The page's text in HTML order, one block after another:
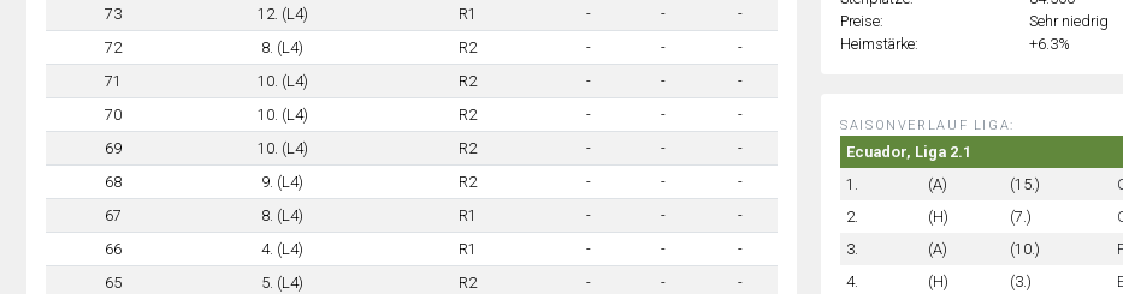
73
12. (L4) R1 - -
-
72
8. (L4) R2 - -
-
71
10. (L4) R2 - -
-
70
10. (L4) R2 - -
-
69
10. (L4) R2 - -
-
68
9. (L4) R2 - -
-
67
8. (L4) R1 - -
-
66
4. (L4) R1 - -
-
65
5. (L4) R2 - -
-
Preise:
Sehr niedrig
Heimstärke:
+6.3%
SAISONVERLAUF LIGA:
Ecuador, Liga 2.1
1.
(A) (15.)
2.
(H) (7.)
3.
(A) (10.)
4.
(H) (3.)